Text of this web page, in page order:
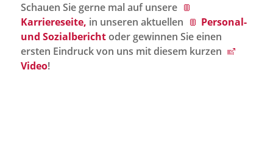
bbw als Arbeitgeber
Jobportal
Presse und Medien
Schauen Sie gerne mal auf unsere
Karriereseite, in unseren aktuellen
Personal-
und Sozialberichtoder gewinnen Sie einen
ersten Eindruck von uns mit diesem kurzen
Video!